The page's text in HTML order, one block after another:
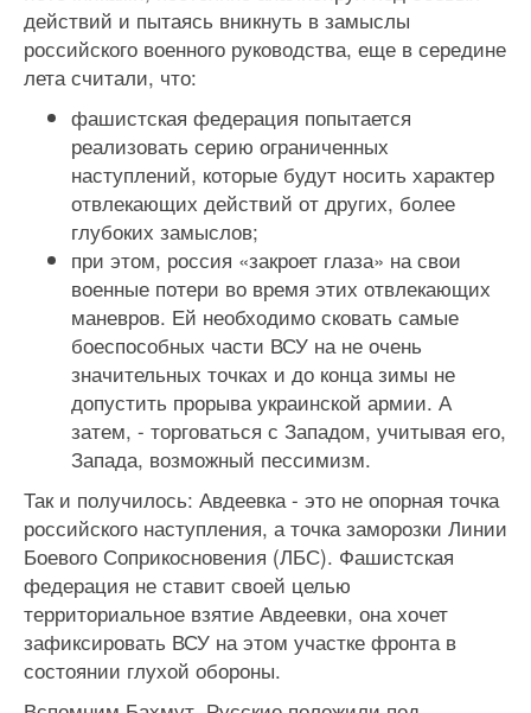
действий и пытаясь вникнуть в замыслы
российского военного руководства, еще в середине
лета считали, что:
фашистская федерация попытается
реализовать серию ограниченных
наступлений, которые будут носить характер
отвлекающих действий от других, более
глубоких замыслов;
при этом, россия «закроет глаза» на свои
военные потери во время этих отвлекающих
маневров. Ей необходимо сковать самые
боеспособных части ВСУ на не очень
значительных точках и до конца зимы не
допустить прорыва украинской армии. А
затем, - торговаться с Западом, учитывая его,
Запада, возможный пессимизм.
Так и получилось: Авдеевка - это не опорная точка
российского наступления, а точка заморозки Линии
Боевого Соприкосновения (ЛБС). Фашистская
федерация не ставит своей целью
территориальное взятие Авдеевки, она хочет
зафиксировать ВСУ на этом участке фронта в
состоянии глухой обороны.